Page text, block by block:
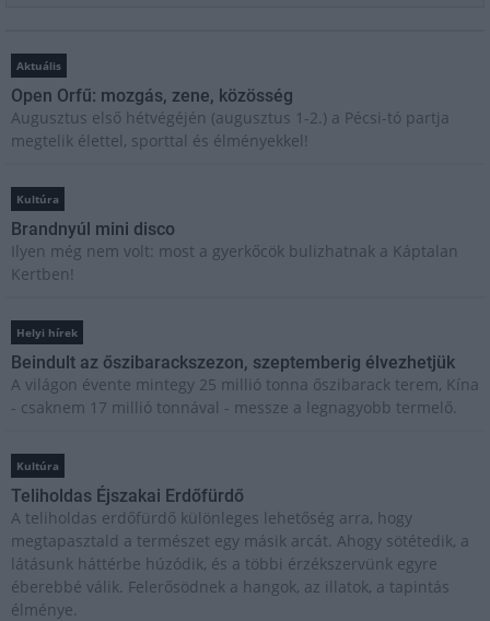
Aktuális
Open Orfű: mozgás, zene, közösség
Augusztus első hétvégéjén (augusztus 1-2.) a Pécsi-tó partja
megtelik élettel, sporttal és élményekkel!
Kultúra
Brandnyúl mini disco
Ilyen még nem volt: most a gyerkőcök bulizhatnak a Káptalan
Kertben!
Helyi hírek
Beindult az őszibarackszezon, szeptemberig élvezhetjük
A világon évente mintegy 25 millió tonna őszibarack terem, Kína
- csaknem 17 millió tonnával - messze a legnagyobb termelő.
Kultúra
Teliholdas Éjszakai Erdőfürdő
A teliholdas erdőfürdő különleges lehetőség arra, hogy
megtapasztald a természet egy másik arcát. Ahogy sötétedik, a
látásunk háttérbe húzódik, és a többi érzékszervünk egyre
éberebbé válik. Felerősödnek a hangok, az illatok, a tapintás
élménye.